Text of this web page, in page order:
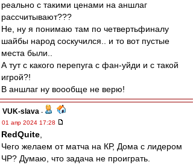
реально с такими ценами на аншлаг
рассчитывают???
Не, ну я понимаю там по четвертьфиналу
шайбы народ соскучился.. и то вот пустые
места были..
А тут с какого перепуга с фан-уйди и с такой
игрой?!
В аншлаг ну воообще не верю!
VUK-slava -
01 апр 2024 17:28
RedQuite
Чего желаем от матча на КР, Дома с лидером
ЧР? Думаю, что задача не проиграть.